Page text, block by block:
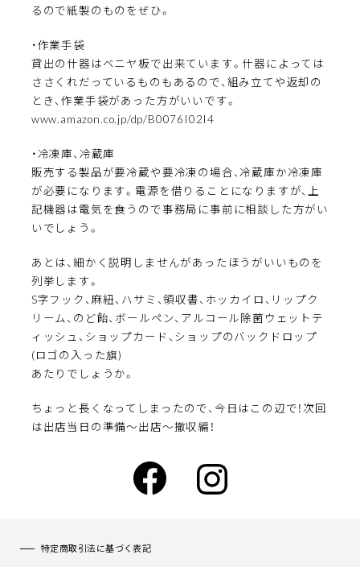
るので紙製のものをぜひ。
・作業手袋
貸出の什器はベニヤ板で出来ています。什器によっては
ささくれだっているものもあるので、組み立てや返却の
とき、作業手袋があった方がいいです。
www.amazon.co.jp/dp/B0076I02I4
・冷凍庫、冷蔵庫
販売する製品が要冷蔵や要冷凍の場合、冷蔵庫か冷凍庫
が必要になります。電源を借りることになりますが、上
記機器は電気を食うので事務局に事前に相談した方がい
いでしょう。
あとは、細かく説明しませんがあったほうがいいものを
列挙します。
S字フック、麻紐、ハサミ、領収書、ホッカイロ、リップク
リーム、のど飴、ボールペン、アルコール除菌ウェットテ
ィッシュ、ショップカード、ショップのバックドロップ
(ロゴの入った旗)
あたりでしょうか。
ちょっと長くなってしまったので、今日はこの辺で！次回
は出店当日の準備～出店～撤収編！
特定商取引法に基づく表記